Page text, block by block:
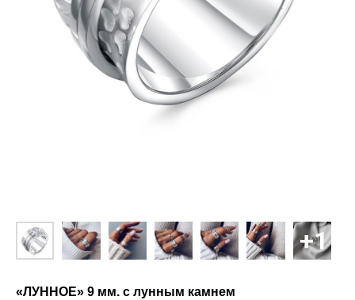
«ЛУННОЕ» 9 мм. с лунным камнем